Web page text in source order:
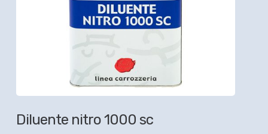
Diluente nitro 1000 sc